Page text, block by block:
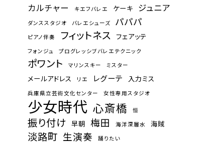
カルチャー キエフバレエ ケーキ ジュニア
ダンススタジオ バレエシューズ パパパ
ピアノ伴奏 フィットネス フェアッテ
フォンジュ プログレッシブバレエテクニック
ポワント マリンスキー ミスター
メールアドレス リエ レグーテ 入力ミス
兵庫県立芸術文化センター 女性専用スタジオ
少女時代 心斎橋 恒
振り付け 早朝 梅田 海洋深層水 海賊
淡路町 生演奏 踊りたい